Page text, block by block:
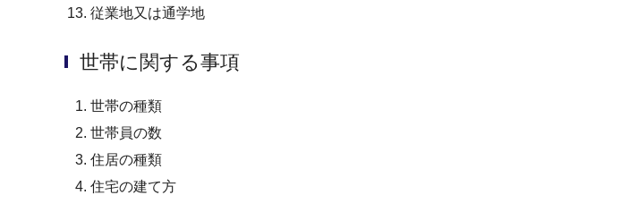
従業地又は通学地
世帯に関する事項
世帯の種類
世帯員の数
住居の種類
住宅の建て方